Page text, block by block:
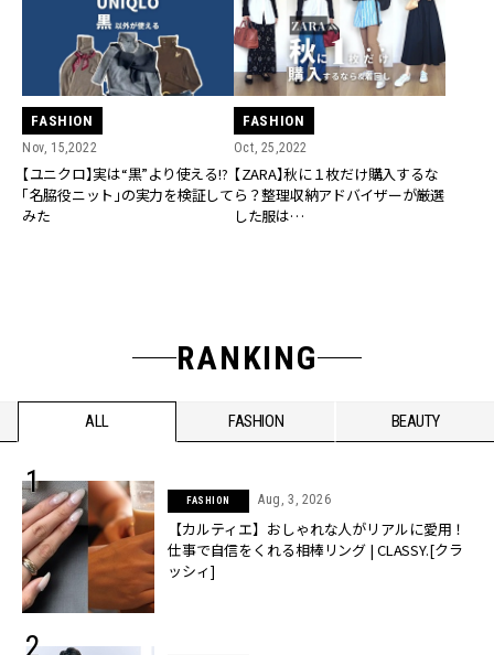
FASHION
Nov, 15,2022
【ユニクロ】実は“黒”より使える!?
「名脇役ニット」の実力を検証して
みた
FASHION
Oct, 25,2022
【ZARA】秋に１枚だけ購入するな
ら？整理収納アドバイザーが厳選
した服は…
RANKING
ALL FASHION BEAUTY
FASHION Aug, 3, 2026
【カルティエ】おしゃれな人がリアルに愛用！
仕事で自信をくれる相棒リング | CLASSY.[クラ
ッシィ]